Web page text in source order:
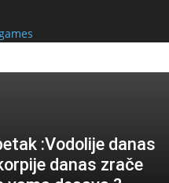
:Vodolije danas
danas zrače